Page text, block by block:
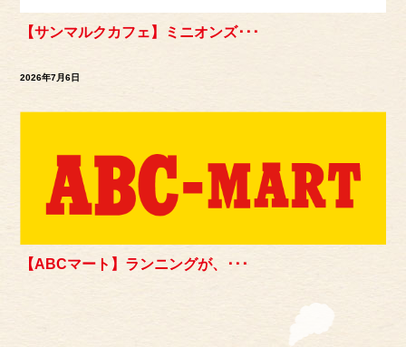
【サンマルクカフェ】ミニオンズ･･･
2026年7月6日
【ABCマート】ランニングが、･･･